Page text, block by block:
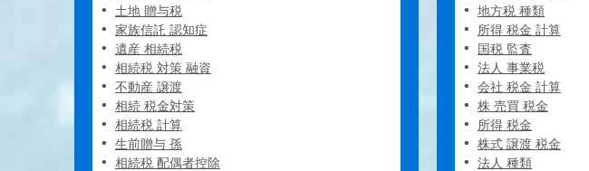
土地 贈与税
家族信託 認知症
遺産 相続税
相続税 対策 融資
不動産 譲渡
相続 税金対策
相続税 計算
生前贈与 孫
相続税 配偶者控除
地方税 種類
所得 税金 計算
国税 監査
法人 事業税
会社 税金 計算
株 売買 税金
所得 税金
株式 譲渡 税金
法人 種類